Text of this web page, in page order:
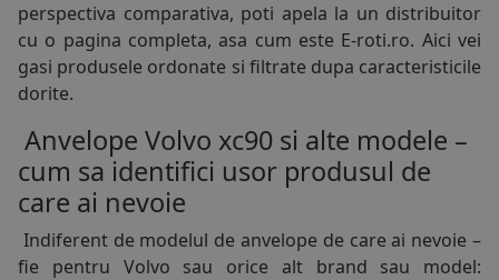
perspectiva comparativa, poti apela la un distribuitor
cu o pagina completa, asa cum este E-roti.ro. Aici vei
gasi produsele ordonate si filtrate dupa caracteristicile
dorite.
Anvelope Volvo xc90 si alte modele –
cum sa identifici usor produsul de
care ai nevoie
Indiferent de modelul de anvelope de care ai nevoie –
fie pentru Volvo sau orice alt brand sau model:
175/65R14
185/60R14